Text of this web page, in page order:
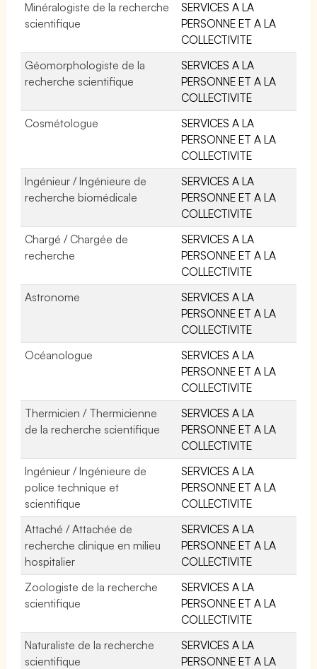
Minéralogiste de la recherche
scientifique
SERVICES A LA
PERSONNE ET A LA
COLLECTIVITE
Géomorphologiste de la
recherche scientifique
SERVICES A LA
PERSONNE ET A LA
COLLECTIVITE
Cosmétologue
SERVICES A LA
PERSONNE ET A LA
COLLECTIVITE
Ingénieur / Ingénieure de
recherche biomédicale
SERVICES A LA
PERSONNE ET A LA
COLLECTIVITE
Chargé / Chargée de
recherche
SERVICES A LA
PERSONNE ET A LA
COLLECTIVITE
Astronome
SERVICES A LA
PERSONNE ET A LA
COLLECTIVITE
Océanologue
SERVICES A LA
PERSONNE ET A LA
COLLECTIVITE
Thermicien / Thermicienne
de la recherche scientifique
SERVICES A LA
PERSONNE ET A LA
COLLECTIVITE
Ingénieur / Ingénieure de
police technique et
scientifique
SERVICES A LA
PERSONNE ET A LA
COLLECTIVITE
Attaché / Attachée de
recherche clinique en milieu
hospitalier
SERVICES A LA
PERSONNE ET A LA
COLLECTIVITE
Zoologiste de la recherche
scientifique
SERVICES A LA
PERSONNE ET A LA
COLLECTIVITE
Naturaliste de la recherche
scientifique
SERVICES A LA
PERSONNE ET A LA